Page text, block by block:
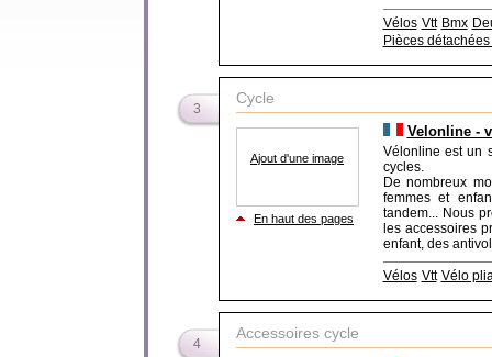
Vélos Vtt Bmx
Pièces
3
Cycle
Ajout d'une image
En haut des pages
Velonline -
Vélonline est un
cycles.
De nombreux
femmes et
tandem... Nous
les accessoires
enfant, des
Vélos Vtt Vélo
4
Accessoires cycle